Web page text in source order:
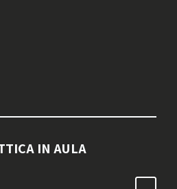
IN AULA